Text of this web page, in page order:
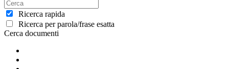
Ricerca rapida
Ricerca per parola/frase esatta
Cerca documenti